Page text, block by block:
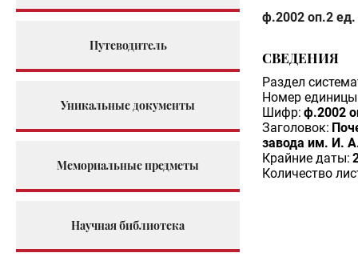
Путеводитель
Уникальные документы
Мемориальные предметы
Научная библиотека
ф.2002 оп.2 ед.
СВЕДЕНИЯ
Раздел
Номер единицы
Шифр: ф.2002
Заголовок:
завода им. И.
Крайние даты:
Количество